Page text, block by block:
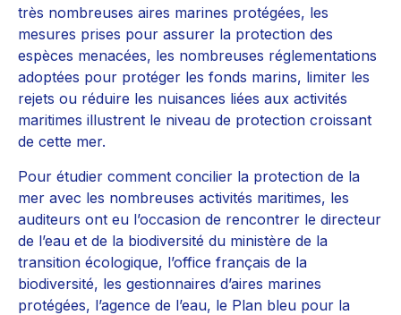
très nombreuses aires marines protégées, les
mesures prises pour assurer la protection des
espèces menacées, les nombreuses réglementations
adoptées pour protéger les fonds marins, limiter les
rejets ou réduire les nuisances liées aux activités
maritimes illustrent le niveau de protection croissant
de cette mer.
Pour étudier comment concilier la protection de la
mer avec les nombreuses activités maritimes, les
auditeurs ont eu l’occasion de rencontrer le directeur
de l’eau et de la biodiversité du ministère de la
transition écologique, l’office français de la
biodiversité, les gestionnaires d’aires marines
protégées, l’agence de l’eau, le Plan bleu pour la